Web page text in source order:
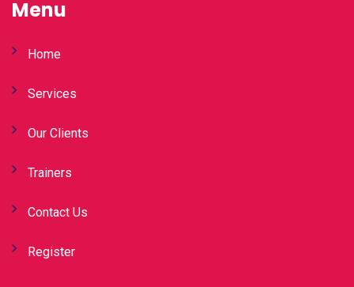
Menu
Home
Services
Our Clients
Trainers
Contact Us
Register